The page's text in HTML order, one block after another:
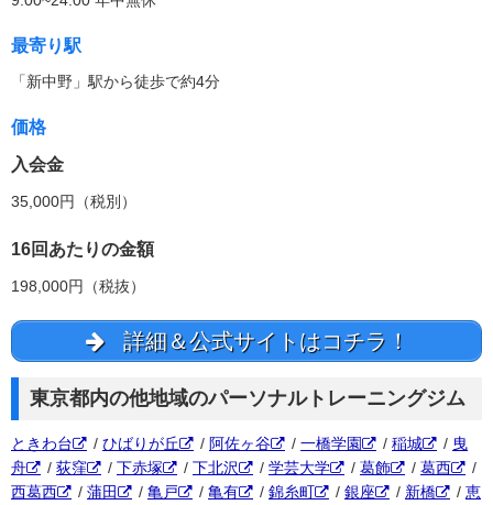
最寄り駅
「新中野」駅から徒歩で約4分
価格
入会金
35,000円（税別）
16回あたりの金額
198,000円（税抜）
詳細＆公式サイトはコチラ！
東京都内の他地域のパーソナルトレーニングジム
ときわ台 / ひばりが丘 / 阿佐ヶ谷 / 一橋学園 / 稲城 / 曳
舟
/ 荻窪 / 下赤塚 / 下北沢 / 学芸大学 / 葛飾 / 葛西
/
西葛西
/ 蒲田 / 亀戸 / 亀有 / 錦糸町 / 銀座 / 新橋 / 恵